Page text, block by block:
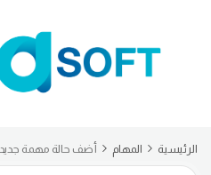
الرئيسية المهام أضف حالة مهمة جديدة